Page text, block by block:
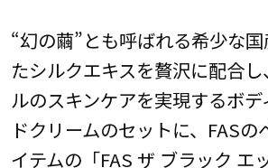
“幻の繭”とも呼ばれる希少な
たシルクエキスを贅沢に配合
ルのスキンケアを実現するボ
ドクリームのセットに、FASの
イテムの「FAS ザ ブラック エ